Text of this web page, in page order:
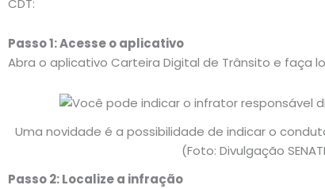
Passo 1: Acesse o aplicativo
Abra o aplicativo Carteira Digital de Trânsito e faça
Uma novidade é a possibilidade de indicar o
(Foto: Divulgação
Passo 2: Localize a infração